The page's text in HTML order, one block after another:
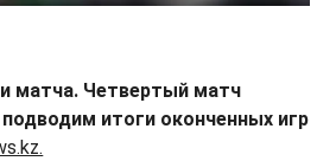
матча. Четвертый матч
итоги оконченных игр